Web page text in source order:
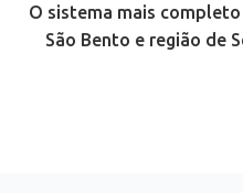
O sistema mais
São Bento e região de